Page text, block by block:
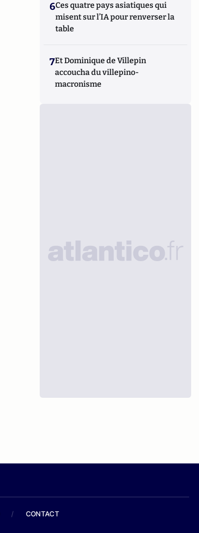
6Ces quatre pays asiatiques qui
misent sur l’IA pour renverser la
table
7Et Dominique de Villepin
accoucha du villepino-
macronisme
/ CONTACT